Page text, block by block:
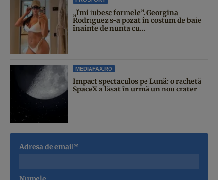
„Îmi iubesc formele”. Georgina
Rodriguez s-a pozat în costum de baie
înainte de nunta cu...
MEDIAFAX.RO
Impact spectaculos pe Lună: o rachetă
SpaceX a lăsat în urmă un nou crater
Adresa de email*